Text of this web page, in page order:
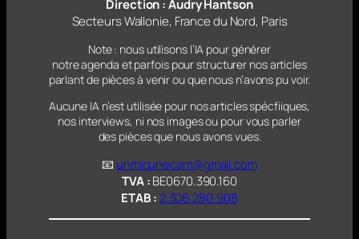
Direction : Audry Hantson
Secteurs Wallonie, France du Nord, Paris
Note : nous utilisons l’IA pour générer
notre agenda et parfois pour structurer nos articles
parlantde pièces à venir ou que nous n’avons pu voir.
Aucune IA n’est utilisée pour nos articles spécfiiques,
nos interviews, ni nos images ou pour vous parler
des pièces que nous avons vues.
📧 unmicunecam@gmail.com
TVA :BE0670.390.160
ETAB :2.306.280.908